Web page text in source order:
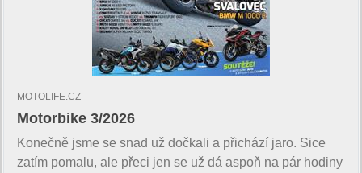
MOTOLIFE.CZ
Motorbike 3/2026
Konečně jsme se snad už dočkali a přichází jaro. Sice
zatím pomalu, ale přeci jen se už dá aspoň na pár hodiny